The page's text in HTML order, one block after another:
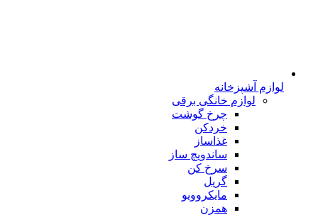
لوازم آشپزخانه
لوازم خانگی برقی
چرخ گوشت
خردکن
غذاساز
ساندویچ ساز
سرخ کن
گریل
مایکروویو
همزن